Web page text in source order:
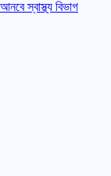
স্বাস্থ্য বিভাগ